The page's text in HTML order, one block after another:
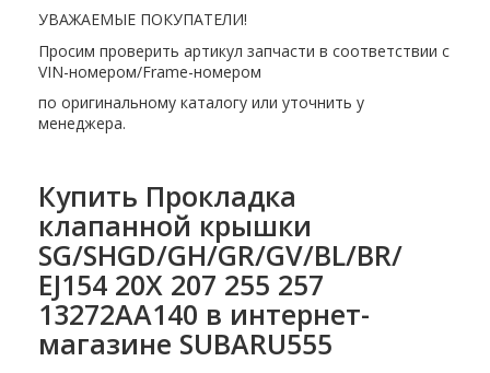
УВАЖАЕМЫЕ ПОКУПАТЕЛИ!
Просим проверить артикул запчасти в соответствии с
VIN-номером/Frame-номером
по оригинальному каталогу или уточнить у
менеджера.
Купить Прокладка
клапанной крышки
SG/SHGD/GH/GR/GV/BL/BR/
EJ154 20X 207 255 257
13272AA140 в интернет-
магазине SUBARU555